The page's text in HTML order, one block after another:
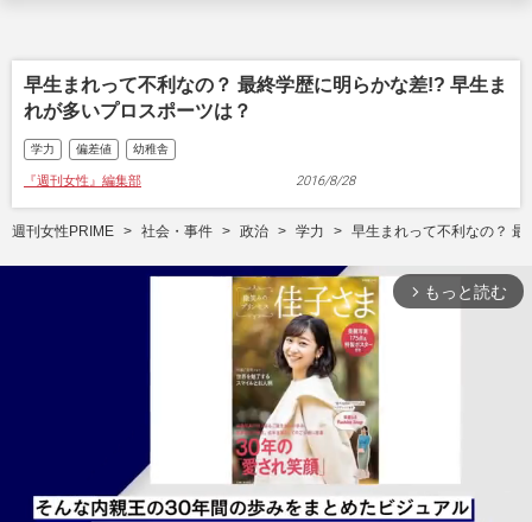
早生まれって不利なの？ 最終学歴に明らかな差!? 早生ま
れが多いプロスポーツは？
学力 偏差値 幼稚舎
『週刊女性』編集部 2016/8/28
週刊女性PRIME 社会・事件 政治 学力 早生まれって不利なの？
arrow_forward_ios もっと読む